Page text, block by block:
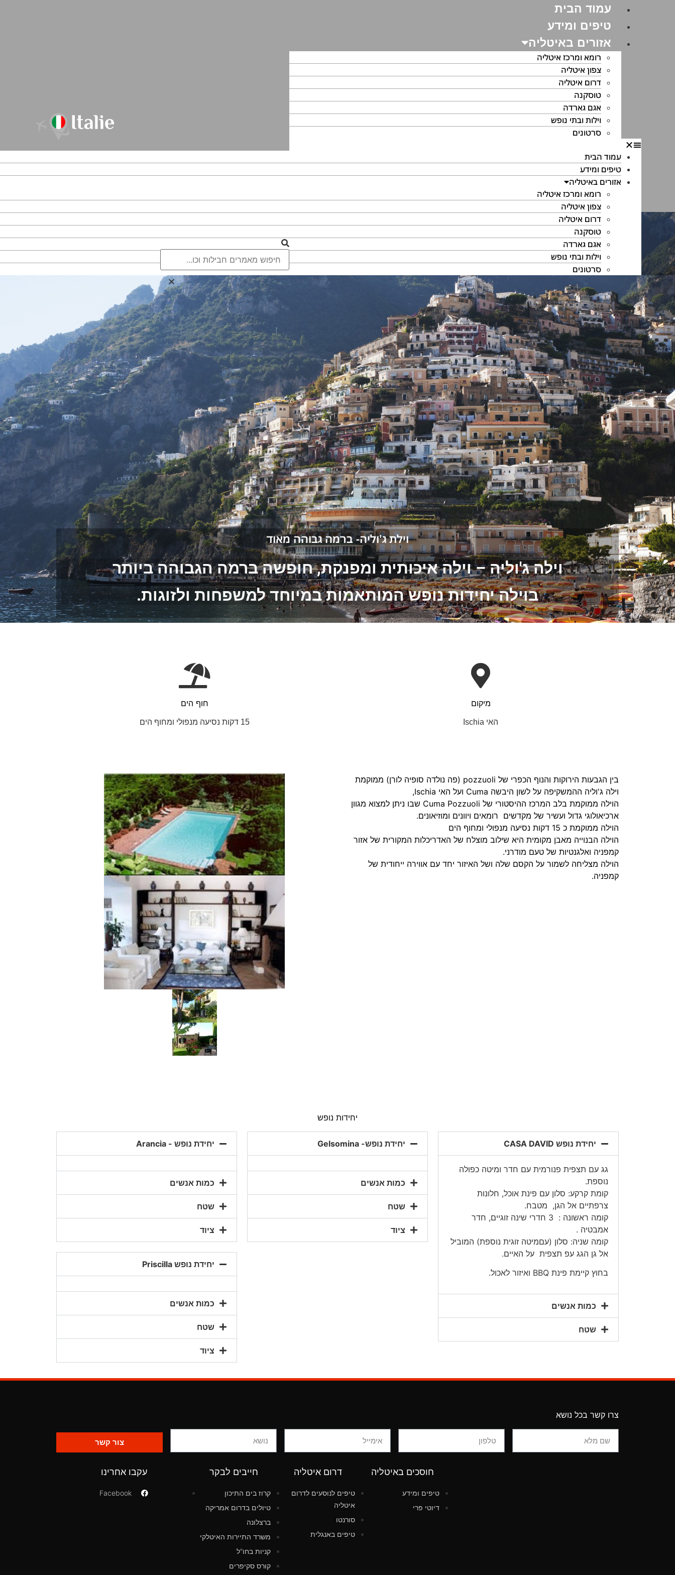
עמוד הבית
טיפים ומידע
אזורים באיטליה
רומא ומרכז איטליה
צפון איטליה
דרום איטליה
טוסקנה
אגם גארדה
וילות ובתי נופש
סרטונים
עמוד הבית
טיפים ומידע
אזורים באיטליה
רומא ומרכז איטליה
צפון איטליה
דרום איטליה
טוסקנה
אגם גארדה
וילות ובתי נופש
סרטונים
וילת ג'וליה- ברמה גבוהה מאוד
וילה ג'וליה – וילה איכותית ומפנקת, חופשה ברמה הגבוהה ביותר
בוילה יחידות נופש המותאמות במיוחד למשפחות ולזוגות.
מיקום
האי Ischia
חוף הים
15 דקות נסיעה מנפולי ומחוף הים
בין הגבעות הירוקות והנוף הכפרי של pozzuoli (פה נולדה סופיה לורן) ממוקמת
וילה ג'וליה ההמשקיפה על לשון היבשה Cuma ועל האי Ischia,
הוילה ממוקמת בלב המרכז ההיסטורי של Cuma Pozzuoli שבו ניתן למצוא מגוון
ארכיאולוגי גדול ועשיר של מקדשים רומאים ויוונים ומוזיאונים.
הוילה ממוקמת כ 15 דקות נסיעה מנפולי ומחוף הים
הוילה הבנוייה מאבן מקומית היא שילוב מוצלח של האדריכלות המקורית של אזור
קמפניה ואלגנטיות של טעם מודרני.
הוילה מצליחה לשמור על הקסם שלה ושל האיזור יחד עם אווירה ייחודית של
קמפניה.
יחידות נופש
יחידת נופש CASA DAVID
גג עם תצפית פנורמית עם חדר ומיטה כפולה
נוספת.
קומת קרקע: סלון עם פינת אוכל, חלונות
צרפתיים אל הגן, מטבח.
קומה ראשונה : 3 חדרי שינה זוגיים, חדר
אמבטיה .
קומה שניה: סלון (עםמיטה זוגית נוספת) המוביל
אל גן הגג עפ תצפית על האיים.
בחוץ קיימת פינת BBQ ואיזור לאכול.
כמות אנשים
שטח
יחידת נופש- Gelsomina
כמות אנשים
שטח
ציוד
יחידת נופש - Arancia
כמות אנשים
שטח
ציוד
יחידת נופש Priscilla
כמות אנשים
שטח
ציוד
צרו קשר בכל נושא
צור קשר
חוסכים באיטליה
טיפים ומידע
דיוטי פרי
דרום איטליה
טיפים לנוסעים לדרום
איטליה
סורנטו
טיפים באנגלית
חייבים לבקר
קרוז בים התיכון
טיולים בדרום אמריקה
ברצלונה
משרד התיירות האיטלקי
קניות בחו"ל
קורס סקיפרים
עקבו אחרינו
Facebook